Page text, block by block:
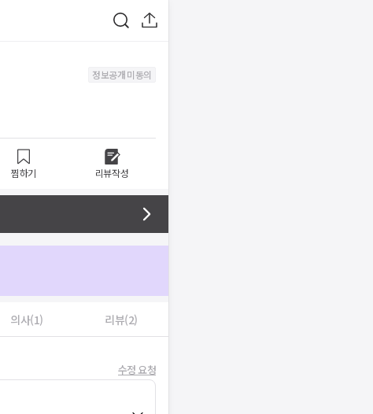
정보공개 미동의
찜하기 리뷰작성
의사(1) 리뷰(2)
수정 요청